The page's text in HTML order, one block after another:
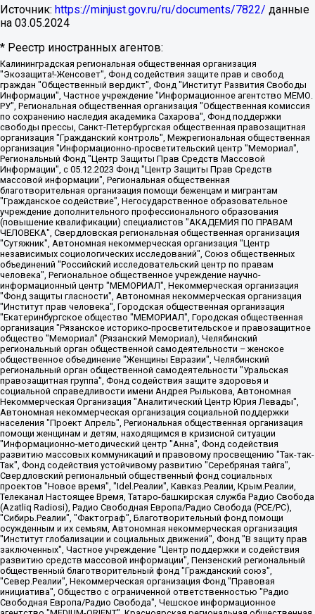
Источник: https://minjust.gov.ru/ru/documents/7822/ данные
на 03.05.2024
* Реестр иностранных агентов:
Калининградская региональная общественная организация "Экозащита!-Женсовет", Фонд содействия защите прав и свобод граждан "Общественный вердикт", Фонд "Институт Развития Свободы Информации", Частное учреждение "Информационное агентство МЕМО. РУ", Региональная общественная организация "Общественная комиссия по сохранению наследия академика Сахарова", Фонд поддержки свободы прессы, Санкт-Петербургская общественная правозащитная организация "Гражданский контроль", Межрегиональная общественная организация "Информационно-просветительский центр "Мемориал", Региональный Фонд "Центр Защиты Прав Средств Массовой Информации", с 05.12.2023 Фонд "Центр Защиты Прав Средств массовой информации", Региональная общественная благотворительная организация помощи беженцам и мигрантам "Гражданское содействие", Негосударственное образовательное учреждение дополнительного профессионального образования (повышение квалификации) специалистов "АКАДЕМИЯ ПО ПРАВАМ ЧЕЛОВЕКА", Свердловская региональная общественная организация "Сутяжник", Автономная некоммерческая организация "Центр независимых социологических исследований", Союз общественных объединений "Российский исследовательский центр по правам человека", Региональное общественное учреждение научно-информационный центр "МЕМОРИАЛ", Некоммерческая организация "Фонд защиты гласности", Автономная некоммерческая организация "Институт прав человека", Городская общественная организация "Екатеринбургское общество "МЕМОРИАЛ", Городская общественная организация "Рязанское историко-просветительское и правозащитное общество "Мемориал" (Рязанский Мемориал), Челябинский региональный орган общественной самодеятельности – женское общественное объединение "Женщины Евразии", Челябинский региональный орган общественной самодеятельности "Уральская правозащитная группа", Фонд содействия защите здоровья и социальной справедливости имени Андрея Рылькова, Автономная Некоммерческая Организация "Аналитический Центр Юрия Левады", Автономная некоммерческая организация социальной поддержки населения "Проект Апрель", Региональная общественная организация помощи женщинам и детям, находящимся в кризисной ситуации "Информационно-методический центр "Анна", Фонд содействия развитию массовых коммуникаций и правовому просвещению "Так-так-Так", Фонд содействия устойчивому развитию "Серебряная тайга", Свердловский региональный общественный фонд социальных проектов "Новое время", "Idel.Реалии", Кавказ.Реалии, Крым.Реалии, Телеканал Настоящее Время, Татаро-башкирская служба Радио Свобода (Azatliq Radiosi), Радио Свободная Европа/Радио Свобода (PCE/PC), "Сибирь.Реалии", "Фактограф", Благотворительный фонд помощи осужденным и их семьям, Автономная некоммерческая организация "Институт глобализации и социальных движений", Фонд "В защиту прав заключенных", Частное учреждение "Центр поддержки и содействия развитию средств массовой информации", Пензенский региональный общественный благотворительный фонд "Гражданский союз", "Север.Реалии", Некоммерческая организация Фонд "Правовая инициатива", Общество с ограниченной ответственностью "Радио Свободная Европа/Радио Свобода", Чешское информационное агентство "MEDIUM-ORIENT", Красноярская региональная общественная организация "Мы против СПИДа", Камалягин Денис Николаевич, Маркелов Сергей Евгеньевич, Пономарев Лев Александрович, Савицкая Людмила Алексеевна, Автономная некоммерческая организация "Центр по работе с проблемой насилия "НАСИЛИЮ.НЕТ", Межрегиональный профессиональный союз работников здравоохранения "Альянс врачей", Юридическое лицо, зарегистрированное в Латвийской Республике, SIA "Medusa Project" (регистрационный номер 40103797863, дата регистрации 10.06.2014), Некоммерческая организация "Фонд по борьбе с коррупцией", Автономная некоммерческая организация "Институт права и публичной политики", Баданин Роман Сергеевич, Гликин Максим Александрович, Железнова Мария Михайловна, Лукьянова Юлия Сергеевна, Маетная Елизавета Витальевна, Маняхин Петр Борисович, Чуракова Ольга Владимировна, Ярош Юлия Петровна, Юридическое лицо "The Insider SIA", зарегистрированное в Риге, Латвийская Республика (дата регистрации 26.06.2015), являющееся администратором доменного имени интернет-издания "The Insider SIA", https://theins.ru, Постернак Алексей Евгеньевич, Рубин Михаил Аркадьевич, Анин Роман Александрович, Юридическое лицо Istories fonds, зарегистрированное в Латвийской Республике (регистрационный номер 50008295751, дата регистрации 24.02.2020), Великовский Дмитрий Александрович, Долинина Ирина Николаевна, Мароховская Алеся Алексеевна, Шлейнов Роман Юрьевич, Шмагун Олеся Валентиновна, Общество с ограниченной ответственностью "Альтаир 2021", Общество с ограниченной ответственностью "Вега 2021", Общество с ограниченной ответственностью "Главный редактор 2021", Общество с ограниченной ответственностью "Ромашки монолит", Важенков Артем Валерьевич, Ивановская областная общественная организация "Центр гендерных исследований", Гурман Юрий Альбертович, Медиапроект "ОВД-Инфо", Егоров Владимир Владимирович, Жилинский Владимир Александрович, Общество с ограниченной ответственностью "ЗП", Иванова София Юрьевна, Карезина Инна Павловна, Кильтау Екатерина Викторовна, Петров Алексей Викторович, Пискунов Сергей Евгеньевич, Смирнов Сергей Сергеевич, Тихонов Михаил Сергеевич, Общество с ограниченной ответственностью "ЖУРНАЛИСТ-ИНОСТРАННЫЙ АГЕНТ", Арапова Галина Юрьевна, Вольтская Татьяна Анатольевна, Американская компания "Mason G.E.S. Anonymous Foundation" (США), являющаяся владельцем интернет-издания https://mnews.world/, Компания "Stichting Bellingcat", зарегистрированная в Нидерландах (дата регистрации 11.07.2018), Захаров Андрей Вячеславович, Клепиковская Екатерина Дмитриевна, Общество с ограниченной ответственностью "МЕМО", Перл Роман Александрович, Симонов Евгений Алексеевич, Соловьева Елена Анатольевна, Сотников Даниил Владимирович, Сурначева Елизавета Дмитриевна, Автономная некоммерческая организация по защите прав человека и информированию населения "Якутия – Наше Мнение", Общество с ограниченной ответственностью "Москоу диджитал медиа", с 26.01.2023 Общество с ограниченной ответственностью "Чайка Белые сады", Ветошкина Валерия Валерьевна, Заговора Максим Александрович, Межрегиональное общественное движение "Российская ЛГБТ - сеть", Оленичев Максим Владимирович, Павлов Иван Юрьевич, Скворцова Елена Сергеевна, Общество с ограниченной ответственностью "Как бы инагент", Кочетков Игорь Викторович, Общество с ограниченной ответственностью "Честные выборы", Еланчик Олег Александрович, Общество с ограниченной ответственностью "Нобелевский призыв", Гималова Регина Эмилевна, Григорьев Андрей Валерьевич, Григорьева Алина Александровна, Ассоциация по содействию защите прав призывников, альтернативнослужащих и военнослужащих "Правозащитная группа "Гражданин.Армия.Право", Хисамова Регина Фаритовна, Автономная некоммерческая организация по реализации социально-правовых программ "Лилит", Дальневосточное общественное движение "Маяк", Санкт-Петербургская ЛГБТ-инициативная группа "Выход", Инициативная группа ЛГБТ+ "Реверс", Алексеев Андрей Викторович, Бекбулатова Таисия Львовна, Беляев Иван Михайлович, Владыкина Елена Сергеевна, Гельман Марат Александрович, Никульшина Вероника Юрьевна, Толоконникова Надежда Андреевна, Шендерович Виктор Анатольевич, Общество с ограниченной ответственностью "Данное сообщение", Общество с ограниченной ответственностью Издательский дом "Новая глава", Айнбиндер Александра Александровна, Московский комьюнити-центр для ЛГБТ+инициатив, Благотворительный фонд развития филантропии, Deutsche Welle (Германия, Kurt-Schumacher-Strasse 3, 53113 Bonn), Борзунова Мария Михайловна, Воробьев Виктор Викторович, Голубева Анна Львовна, Константинова Алла Михайловна, Малкова Ирина Владимировна, Мурадов Мурад Абдулгалимович, Осетинская Елизавета Николаевна, Понасенков Евгений Николаевич, Ганапольский Матвей Юрьевич, Киселев Евгений Алексеевич, Борухович Ирина Григорьевна, Дремин Иван Тимофеевич, Дубровский Дмитрий Викторович, Красноярская региональная общественная организация поддержки и развития альтернативных образовательных технологий и межкультурных коммуникаций "ИНТЕРРА", Маяковская Екатерина Алексеевна, Фейгин Марк Захарович, Филимонов Андрей Викторович, Дзугкоева Регина Николаевна, Доброхотов Роман Александрович, Дудь Юрий Александрович, Елкин Сергей Владимирович, Кругликов Кирилл Игоревич, Сабунаева Мария Леонидовна, Семенов Алексей Владимирович, Шаинян Карен Багратович, Шульман Екатерина Михайловна, Асафьев Артур Валерьевич, Вахштайн Виктор Семенович, Венедиктов Алексей Алексеевич, Лушникова Екатерина Евгеньевна, Волков Леонид Михайлович, Невзоров Александр Глебович, Пархоменко Сергей Борисович, Сироткин Ярослав Николаевич, Кара-Мурза Владимир Владимирович, Баранова Наталья Владимировна, Гозман Леонид Яковлевич, Кагарлицкий Борис Юльевич, Климарев Михаил Валерьевич, Милов Владимир Станиславович, Автономная некоммерческая организация Краснодарский центр современного искусства "Типография", Моргенштерн Алишер Тагирович, Соболь Любовь Эдуардовна, Общество с ограниченной ответственностью "ЛИЗА НОРМ", Каспаров Гарри Кимович, Ходорковский Михаил Борисович, Общество с ограниченной ответственностью "Апрельские тезисы", Данилович Ирина Брониславовна, Кашин Олег Владимирович, Петров Николай Владимирович, Пивоваров Алексей Владимирович, Соколов Михаил Владимирович, Цветкова Юлия Владимировна, Чичваркин Евгений Александрович, Комитет против пыток/Команда против пыток, Общество с ограниченной ответственностью "Первый научный", Общество с ограниченной ответственностью "Вертолет и ко", Белоцерковская Вероника Борисовна, Кац Максим Евгеньевич, Лазарева Татьяна Юрьевна, Шаведдинов Руслан Табризович, Яшин Илья Валерьевич, Общество с ограниченной ответственностью "Иноагент ААВ", Алешковский Дмитрий Петрович, Альбац Евгения Марковна, Быков Дмитрий Львович, Галямина Юлия Евгеньевна, Лойко Сергей Леонидович, Мартынов Кирилл Константинович, Медведев Сергей Александрович, Крашенинников Федор Геннадиевич, Гордеева Катерина Вл